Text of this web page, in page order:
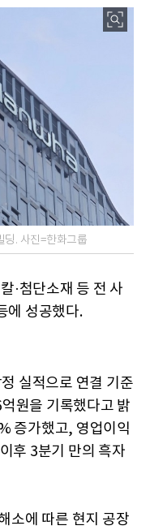
딩. 사진=한화그룹
·첨단소재 등 전 사
에 성공했다.
실적으로 연결 기준
원을 기록했다고 밝
증가했고, 영업이익
후 3분기 만의 흑자
소에 따른 현지 공장